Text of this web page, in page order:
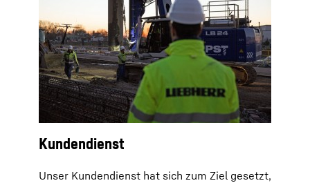
Kundendienst
Unser Kundendienst hat sich zum Ziel gesetzt,